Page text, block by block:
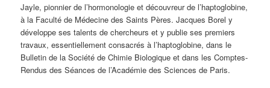
Jayle, pionnier de l’hormonologie et découvreur de l’haptoglobine,
à la Faculté de Médecine des Saints Pères. Jacques Borel y
développe ses talents de chercheurs et y publie ses premiers
travaux, essentiellement consacrés à l’haptoglobine, dans le
Bulletin de la Société de Chimie Biologique et dans les Comptes-
Rendus des Séances de l’Académie des Sciences de Paris.